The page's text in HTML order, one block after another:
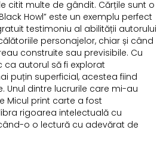
citit multe de gândit. Cărțile sunt o
Howl” este un exemplu perfect
testimoniu al abilității autorului
personajelor, chiar și când
construite sau previsibile. Cu
ca autorul să fi explorat
puțin superficial, acestea fiind
Unul dintre lucrurile care mi-au
Micul print carte a fost
rigoarea intelectuală cu
o o lectură cu adevărat de